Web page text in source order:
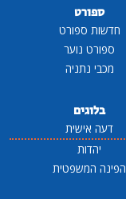
ספורט
חדשות ספורט
ספורט נוער
מכבי נתניה
בלוגים
דעה אישית
יהדות
הפינה המשפטית